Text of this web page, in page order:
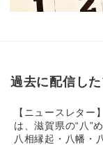
過去に配信し
【ニュースレター
は、滋賀県の“八”
八相縁起・八幡・